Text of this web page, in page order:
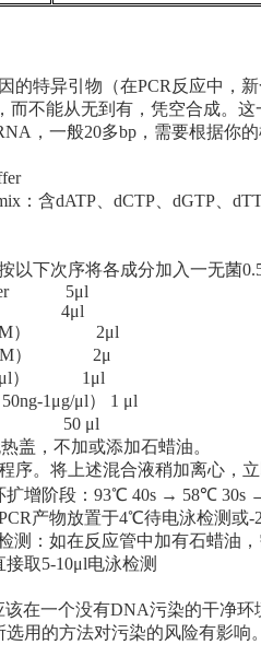
的特异引物（在PCR反应中，
而不能从无到有，凭空合成。
，一般20多bp，需要根据你
：含dATP、dCTP、dGTP、
以下次序将各成分加入一无菌
5μl
4μl
） 2μl
） 2μ
μl） 1μl
1μg/μl） 1 μl
至 50 μl
盖，不加或添加石蜡油。
序。将上述混合液稍加离心，
扩增阶段：93℃ 40s → 58℃ 30s
产物放置于4℃待电泳检测或-
测：如在反应管中加有石蜡油
取5-10μl电泳检测
该在一个没有DNA污染的干净环
选用的方法对污染的风险有影